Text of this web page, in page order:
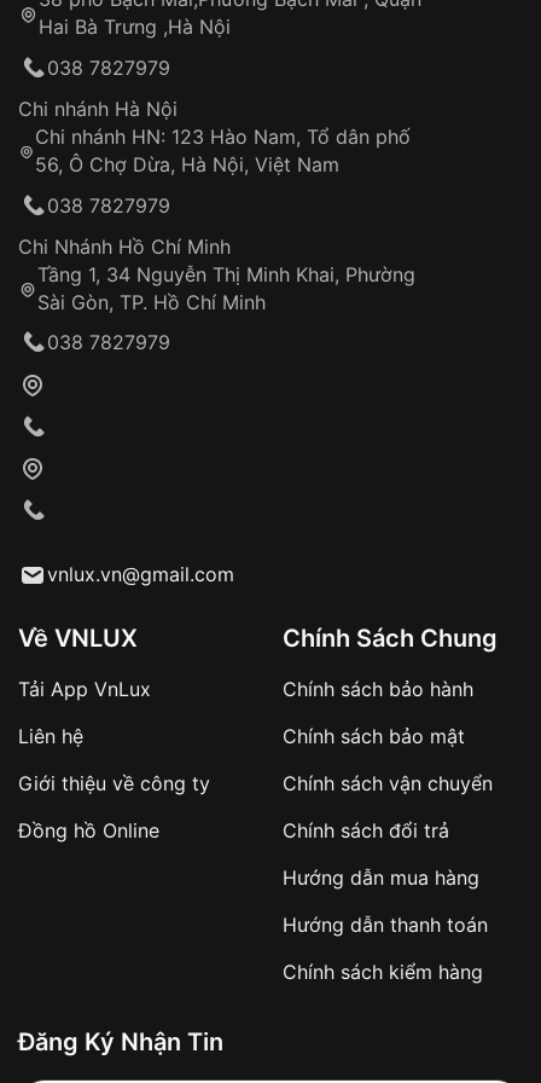
Hotline: 0585 215 215
Từ khóa SEO:
Khách hàng kiểm tra và thanh toán trực tiếp
Từ khóa SEO:
sản phẩm đặc biệt
hàng
Số tiền còn lại thanh toán khi nhận hàng hoặc
✔️ Đảm bảo xử lý đơn hàng nhanh chóng
✔️ Hạn chế tình trạng hủy đơn không mong
Từ khóa SEO:
Tự ý sửa chữa
thống VNLUX
Đảm bảo quyền lợi khách hàng
Đồng hành cùng khách hàng trong suốt quá
trình sử dụng
Hai Bà Trưng ,Hà Nội
038 7827979
Chi nhánh Hà Nội
Chi nhánh HN: 123 Hào Nam, Tổ dân phố
56, Ô Chợ Dừa, Hà Nội, Việt Nam
038 7827979
Chi Nhánh Hồ Chí Minh
Tầng 1, 34 Nguyễn Thị Minh Khai, Phường
Sài Gòn, TP. Hồ Chí Minh
038 7827979
vnlux.vn@gmail.com
Về VNLUX
Tải App VnLux
Liên hệ
Giới thiệu về công ty
Đồng hồ Online
Chính Sách Chung
Chính sách bảo hành
Chính sách bảo mật
Chính sách vận chuyển
Chính sách đổi trả
Hướng dẫn mua hàng
Hướng dẫn thanh toán
Chính sách kiểm hàng
Đăng Ký Nhận Tin